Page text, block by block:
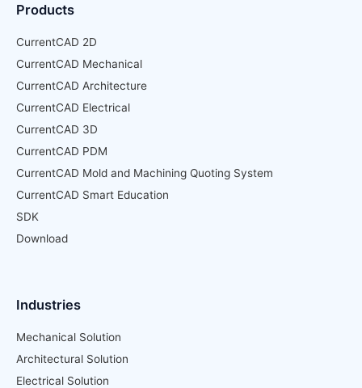
Products
CurrentCAD 2D
CurrentCAD Mechanical
CurrentCAD Architecture
CurrentCAD Electrical
CurrentCAD 3D
CurrentCAD PDM
CurrentCAD Mold and Machining Quoting System
CurrentCAD Smart Education
SDK
Download
Industries
Mechanical Solution
Architectural Solution
Electrical Solution